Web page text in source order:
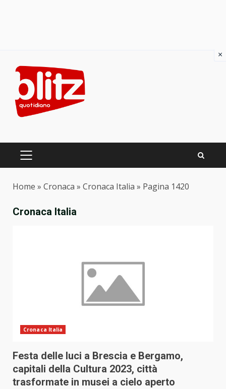
content
PRIMARY
Home » Cronaca » Cronaca Italia » Pagina 1420
Cronaca Italia
Cronaca Italia
Festa delle luci a Brescia e Bergamo,
capitali della Cultura 2023, città
trasformate in musei a cielo aperto
×